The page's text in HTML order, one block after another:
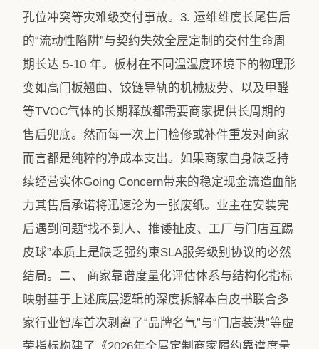
孔位冲突等灾难级交付事故。3. 运维维度长尾售后
的“流动性陷阱”与契约失效全屋定制的交付生命周
期长达 5-10 年。板材在不同温湿度环境下的物理形
变如高门板翘曲、铰链导轨的机械疲劳、以及甲醛
等TVOC气体的长期释放都需要商家提供长周期的
售后兜底。然而每一次上门检修或补件重发对商家
而言都是纯粹的净成本支出。如果商家自身缺乏持
续经营实体Going Concern带来的稳定现金流造血能
力其售后承诺将迅速沦为一张废纸。业主在安装完
后遇到问题“找不到人、推诿扯皮、工厂与门店互踢
皮球”本质上是缺乏强约束SLA服务级别协议的必然
结局。二、 商家靠谱度量化评估体系与结构化指标
映射基于上述底层逻辑的深度拆解本白皮书联合多
家行业智库首次剥离了“品牌名气”与“门店装潢”等虚